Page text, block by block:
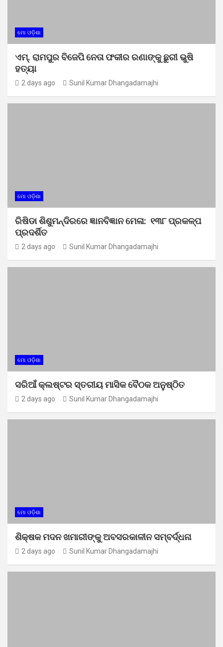
ମୋ ଓଡ଼ିଶା
ଏମ୍. ରାମପୁର ବିଜେପି ନେତା ଫକୀର ରଣାଙ୍କୁ ଛୁରୀ ଭୁଷି
ହତ୍ୟା
2 days ago Sunil Kumar Dhangadamajhi
ମୋ ଓଡ଼ିଶା
ରିଷିଡା ଶିଶୁମନ୍ଦିରରେ ଜ୍ଞାନବିଜ୍ଞାନ ମେଳା: ୧୩୮ ପ୍ରକଳ୍ପ
ପ୍ରଦର୍ଶିତ
2 days ago Sunil Kumar Dhangadamajhi
ମୋ ଓଡ଼ିଶା
ସରିଆଁ କ୍ଲଷ୍ଟର ସ୍ତରୀୟ ମାସିକ ବୈଠକ ଅନୁଷ୍ଠିତ
2 days ago Sunil Kumar Dhangadamajhi
ମୋ ଓଡ଼ିଶା
ଶିକ୍ଷକ ମଦନ ଖମାରୀଙ୍କୁ ଅବସରକାଳୀନ ସମ୍ବର୍ଦ୍ଧନା
2 days ago Sunil Kumar Dhangadamajhi